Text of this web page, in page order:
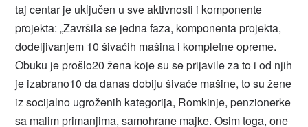
taj centar je uključen u sve aktivnosti i komponente
projekta: „Završila se jedna faza, komponenta projekta,
dodeljivanjem 10 šivaćih mašina i kompletne opreme.
Obuku je prošlo20 žena koje su se prijavile za to i od njih
je izabrano10 da danas dobiju šivaće mašine, to su žene
iz socijalno ugroženih kategorija, Romkinje, penzionerke
sa malim primanjima, samohrane majke. Osim toga, one